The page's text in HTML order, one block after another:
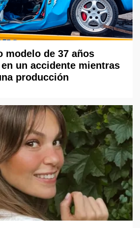
modelo de 37 años
un accidente mientras
producción